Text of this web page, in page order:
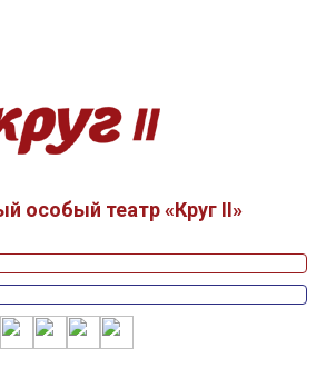
особый театр «Круг II»